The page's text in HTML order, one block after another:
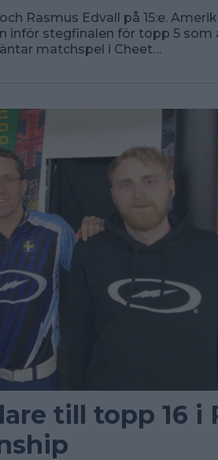
Rasmus Edvall på 15:e.
inför stegfinalen för topp 5 som
matchspel i Cheet…
till topp 16 i